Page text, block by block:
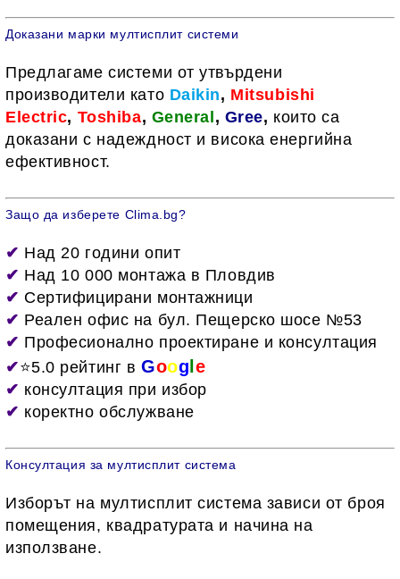
Доказани марки мултисплит системи
Предлагаме системи от утвърдени
производители като Daikin, Mitsubishi
Electric, Toshiba, General , Gree, които са
доказани с надеждност и висока енергийна
ефективност.
Защо да изберете Clima.bg?
✔ Над 20 години опит
✔ Над 10 000 монтажа в Пловдив
✔ Сертифицирани монтажници
✔ Реален офис на бул. Пещерско шосе №53
✔ Професионално проектиране и консултация
✔⭐5.0 рейтинг в Goog e
✔ консултация при избор
✔ коректно обслужване
Консултация за мултисплит система
Изборът на мултисплит система зависи от броя
помещения, квадратурата и начина на
използване.